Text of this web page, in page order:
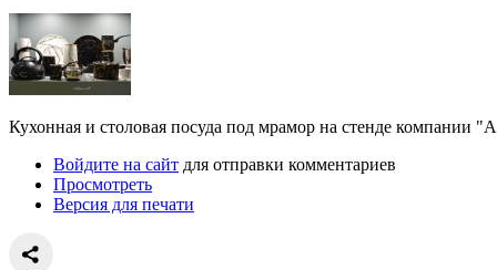
Кухонная и столовая посуда под мрамор на стенде компании
Войдите на сайт для отправки комментариев
Просмотреть
Версия для печати